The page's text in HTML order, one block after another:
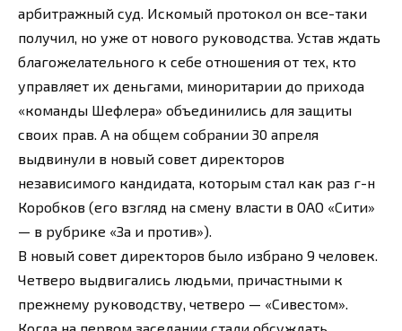
арбитражный суд. Искомый протокол он все-таки
получил, но уже от нового руководства. Устав ждать
благожелательного к себе отношения от тех, кто
управляет их деньгами, миноритарии до прихода
«команды Шефлера» объединились для защиты
своих прав. А на общем собрании 30 апреля
выдвинули в новый совет директоров
независимого кандидата, которым стал как раз г-н
Коробков (его взгляд на смену власти в ОАО «Сити»
— в рубрике «За и против»).
В новый совет директоров было избрано 9 человек.
Четверо выдвигались людьми, причастными к
прежнему руководству, четверо — «Сивестом».